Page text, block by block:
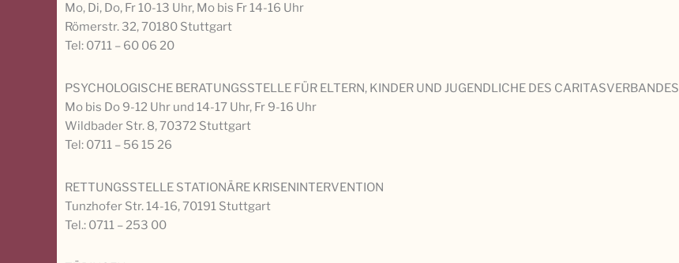
Mo, Di, Do, Fr 10-13 Uhr, Mo bis Fr 14-16 Uhr
Römerstr. 32, 70180 Stuttgart
Tel: 0711 – 60 06 20
PSYCHOLOGISCHE BERATUNGSSTELLE FÜR ELTERN, KINDER UND JUGENDLICHE DES CARITASVERBANDES
Mo bis Do 9-12 Uhr und 14-17 Uhr, Fr 9-16 Uhr
Wildbader Str. 8, 70372 Stuttgart
Tel: 0711 – 56 15 26
RETTUNGSSTELLE STATIONÄRE KRISENINTERVENTION
Tunzhofer Str. 14-16, 70191 Stuttgart
Tel.: 0711 – 253 00